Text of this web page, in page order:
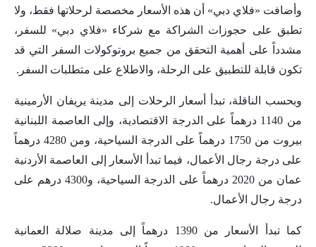
وأضافت «فلاي دبي» أن هذه الأسعار مخصصة لرحلاتها فقط، ولا
تطبق على حجوزات الشراكة مع شركاء «فلاي دبي» للسفر،
مشدداً على أهمية التحقق من جميع بروتوكولات السفر التي قد
تكون قابلة للتطبيق على الرحلة، والاطلاع على متطلبات السفر.
وبحسب الناقلة، تبدأ أسعار الرحلات إلى مدينة يريفان الأرمينية
من 1140 درهماً على الدرجة الاقتصادية، وإلى العاصمة اللبنانية
بيروت من 1750 درهماً على الدرجة السياحية، ومن 4280 درهماً
على درجة رجال الأعمال، فيما تبدأ الأسعار إلى العاصمة الأردنية
عمان من 2020 درهماً على الدرجة السياحية، و4300 درهم على
درجة رجال الأعمال.
كما تبدأ الأسعار من 1390 درهماً إلى مدينة صلالة العمانية